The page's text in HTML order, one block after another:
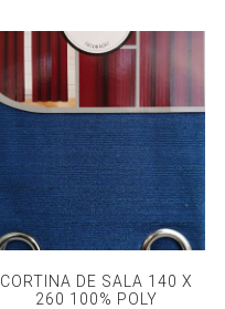
CORTINA DE SALA 140 X
260 100% POLY